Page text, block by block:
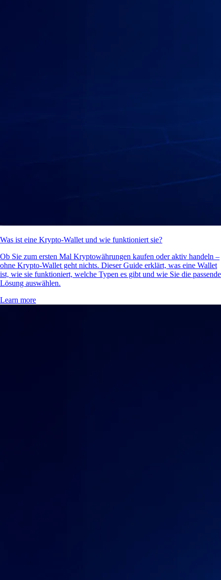
Was ist eine Krypto-Wallet und wie funktioniert sie?
Ob Sie zum ersten Mal Kryptowährungen kaufen oder aktiv handeln –
ohne Krypto-Wallet geht nichts. Dieser Guide erklärt, was eine Wallet
ist, wie sie funktioniert, welche Typen es gibt und wie Sie die passende
Lösung auswählen.
Learn more